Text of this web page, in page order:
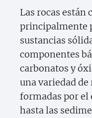
Las rocas están
principalmente
sustancias
componentes
carbonatos y
una variedad de
formadas por
hasta las